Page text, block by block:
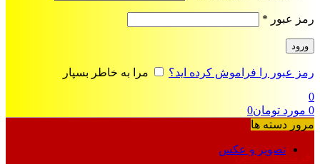
رمز عبور *
ورود
رمز عبور را فراموش کرده اید؟
مرا به خاطر بسپار
0
0 مورد تومان0
مرور دسته ها
تصویر و عکس
فرمت‌های خاص